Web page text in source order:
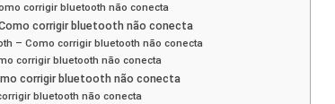
corrigir bluetooth não conecta
corrigir bluetooth não conecta
– Como corrigir bluetooth não conecta
corrigir bluetooth não conecta
corrigir bluetooth não conecta
bluetooth não conecta